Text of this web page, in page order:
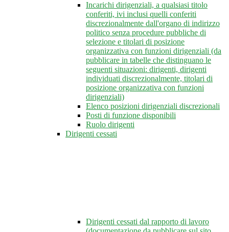
Incarichi dirigenziali, a qualsiasi titolo
conferiti, ivi inclusi quelli conferiti
discrezionalmente dall'organo di indirizzo
politico senza procedure pubbliche di
selezione e titolari di posizione
organizzativa con funzioni dirigenziali (da
pubblicare in tabelle che distinguano le
seguenti situazioni: dirigenti, dirigenti
individuati discrezionalmente, titolari di
posizione organizzativa con funzioni
dirigenziali)
Elenco posizioni dirigenziali discrezionali
Posti di funzione disponibili
Ruolo dirigenti
Dirigenti cessati
Dirigenti cessati dal rapporto di lavoro